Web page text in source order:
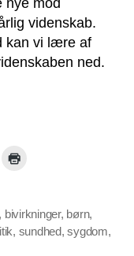
nye mod
videnskab.
kan vi lære af
ned.
bivirkninger, børn,
, sundhed,sygdom,